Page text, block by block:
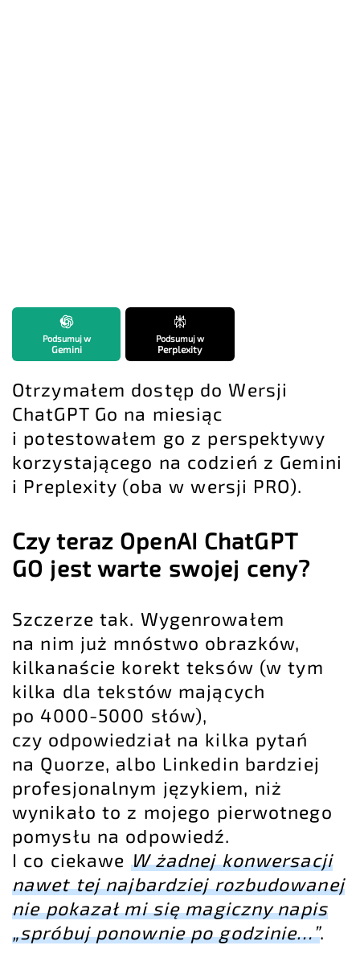
Podsumuj w
Gemini
Podsumuj w
Perplexity
Otrzymałem dostęp do Wersji
ChatGPT Go na miesiąc
i potestowałem go z perspektywy
korzystającego na codzień z Gemini
i Preplexity (oba w wersji PRO).
Czy teraz OpenAI ChatGPT
GO jest warte swojej ceny?
Szczerze tak. Wygenrowałem
na nim już mnóstwo obrazków,
kilkanaście korekt teksów (w tym
kilka dla tekstów mających
po 4000-5000 słów),
czy odpowiedział na kilka pytań
na Quorze, albo Linkedin bardziej
profesjonalnym językiem, niż
wynikało to z mojego pierwotnego
pomysłu na odpowiedź.
I co ciekawe W żadnej konwersacji
nawet tej najbardziej rozbudowanej
nie pokazał mi się magiczny napis
„spróbuj ponownie po godzinie…”.